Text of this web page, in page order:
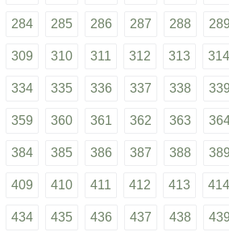
284 285 286 287 288 289
309 310 311 312 313 314
334 335 336 337 338 339
359 360 361 362 363
384 385 386 387 388 389
409 410 411 412 413 414
434 435 436 437 438 439